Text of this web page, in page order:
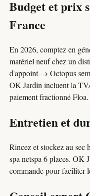
Budget et prix
France
En 2026, comptez en
matériel neuf chez un
d'appoint → Octopus
OK Jardin incluent la
paiement fractionné Floa.
Entretien et
Rincez et stockez au
spa netspa 6 places. OK
commande pour faciliter